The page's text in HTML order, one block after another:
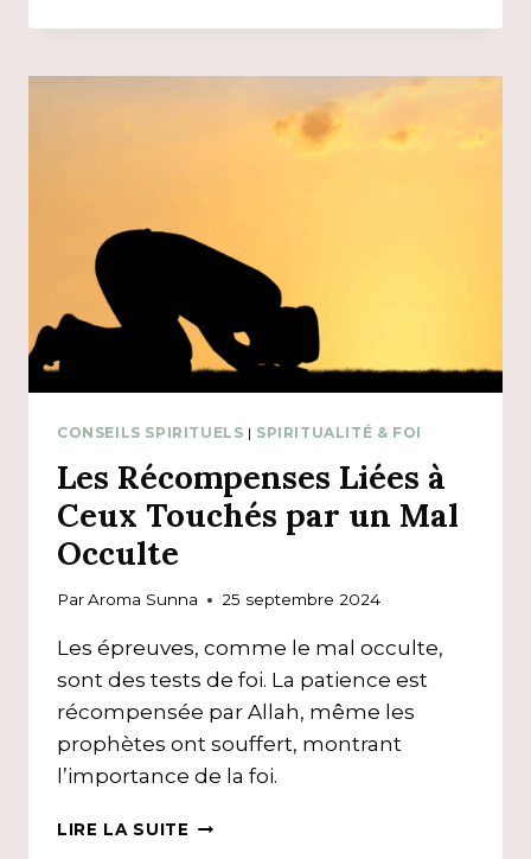
AUTO-
ET
OCCULTES
CONSEILS SPIRITUELS | SPIRITUALITÉ & FOI
Les Récompenses Liées à
Ceux Touchés par un Mal
Occulte
ParAroma Sunna 25 septembre 2024
Les épreuves, comme le mal occulte,
sont des tests de foi. La patience est
récompensée par Allah, même les
prophètes ont souffert, montrant
l’importance de la foi.
LIRE LA SUITE LES